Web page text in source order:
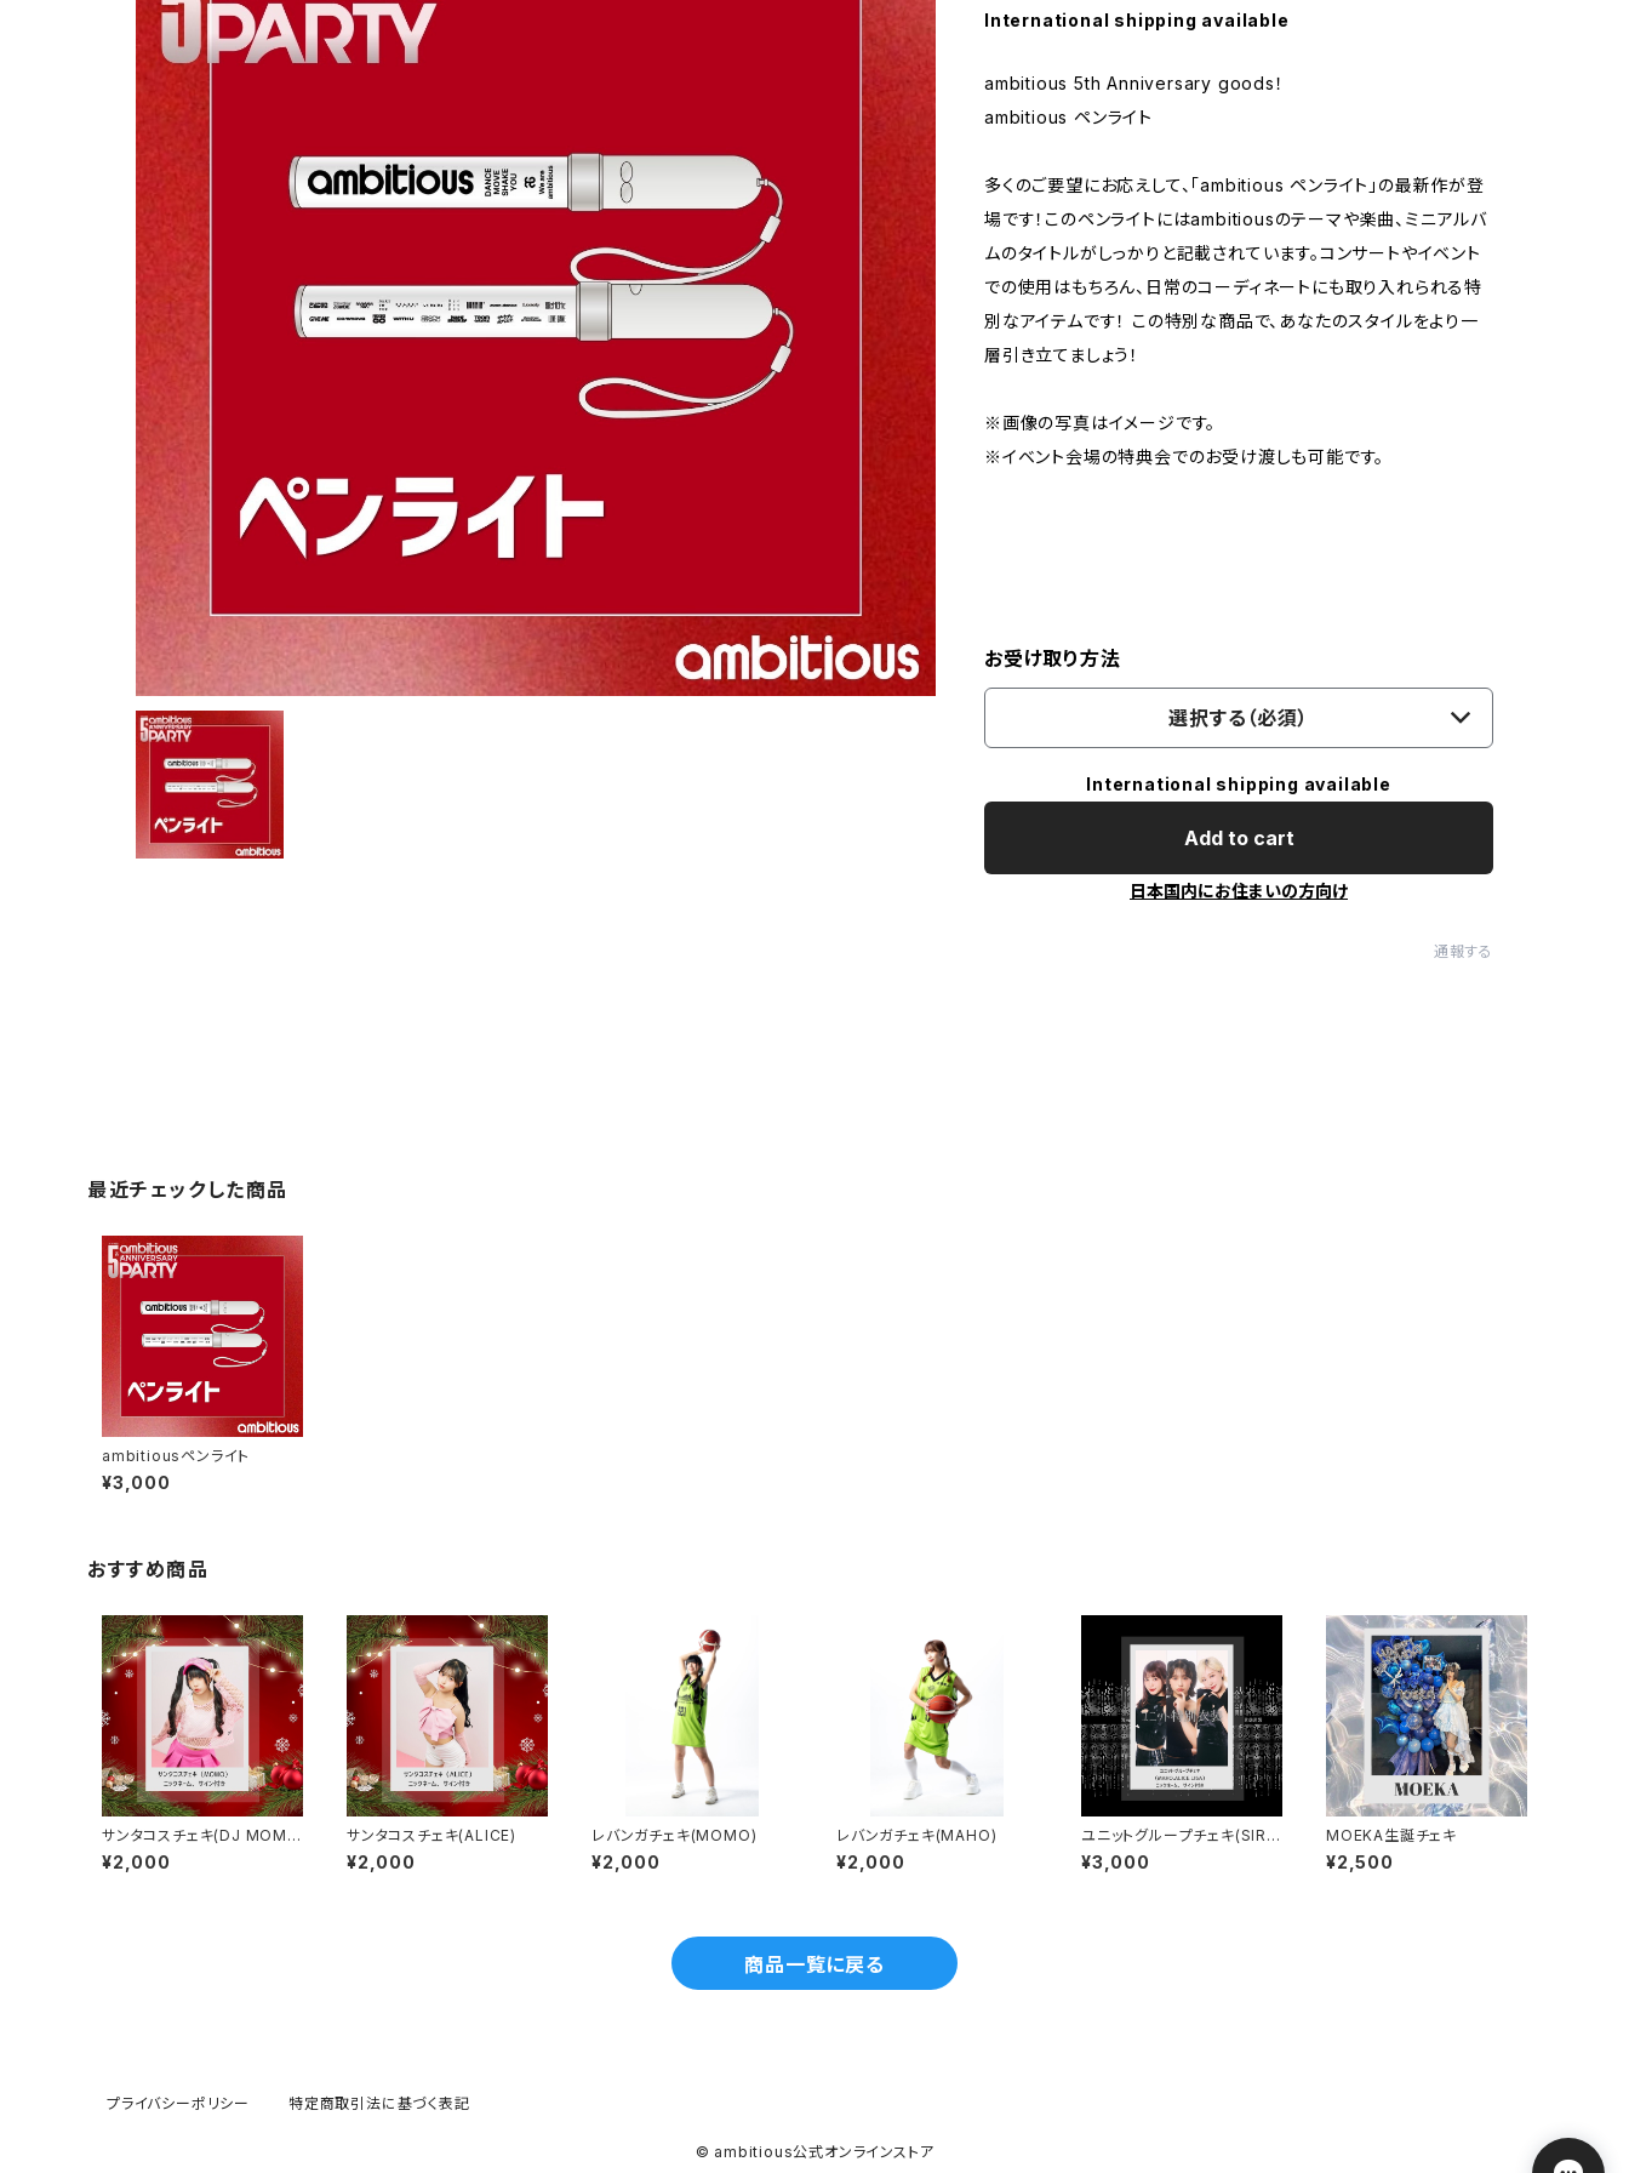
International shipping available
ambitious 5th Anniversary goods！
ambitious ペンライト
多くのご要望にお応えして、「ambitious ペンライト」の最新作が登
場です！このペンライトにはambitiousのテーマや楽曲、ミニアルバ
ムのタイトルがしっかりと記載されています。コンサートやイベント
での使用はもちろん、日常のコーディネートにも取り入れられる特
別なアイテムです！ この特別な商品で、あなたのスタイルをより一
層引き立てましょう！
※画像の写真はイメージです。
※イベント会場の特典会でのお受け渡しも可能です。
お受け取り方法
選択する（必須）
International shipping available
Add to cart
日本国内にお住まいの方向け
通報する
最近チェックした商品
ambitiousペンライト
¥3,000
おすすめ商品
サンタコスチェキ(DJ MOM
O)
¥2,000
サンタコスチェキ(ALICE)
¥2,000
レバンガチェキ(MOMO)
¥2,000
レバンガチェキ(MAHO)
¥2,000
ユニットグループチェキ(SIRE
N3)(LISA,MAHO,ALICE)
¥3,000
MOEKA生誕チェキ
¥2,500
商品一覧に戻る
プライバシーポリシー 特定商取引法に基づく表記
© ambitious公式オンラインストア